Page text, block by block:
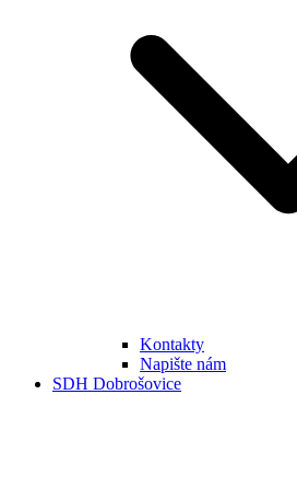
Kontakty
Napište nám
SDH Dobrošovice